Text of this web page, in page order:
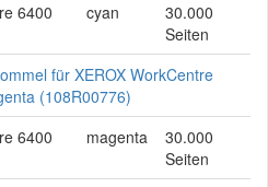
6400
cyan
30.000
Seiten
für XEROX WorkCentre
(108R00776)
6400
magenta
30.000
Seiten